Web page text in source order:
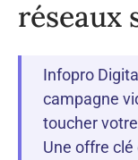
réseaux
Infopro
campagne
toucher
Une offre